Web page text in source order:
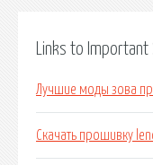
Links to
Лучшие моды зова
Скачать прошивку